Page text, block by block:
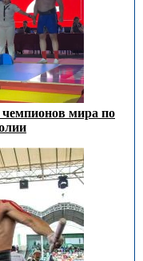
чемпионов мира по